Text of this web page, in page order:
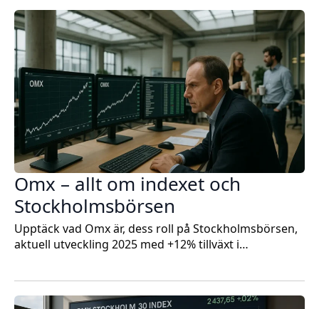
Omx – allt om indexet och
Stockholmsbörsen
Upptäck vad Omx är, dess roll på Stockholmsbörsen,
aktuell utveckling 2025 med +12% tillväxt i…